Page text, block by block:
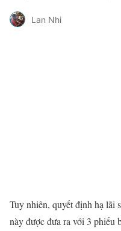
Lan Nhi
Tuy nhiên, quyết định hạ lãi
này được đưa ra với 3 phiếu